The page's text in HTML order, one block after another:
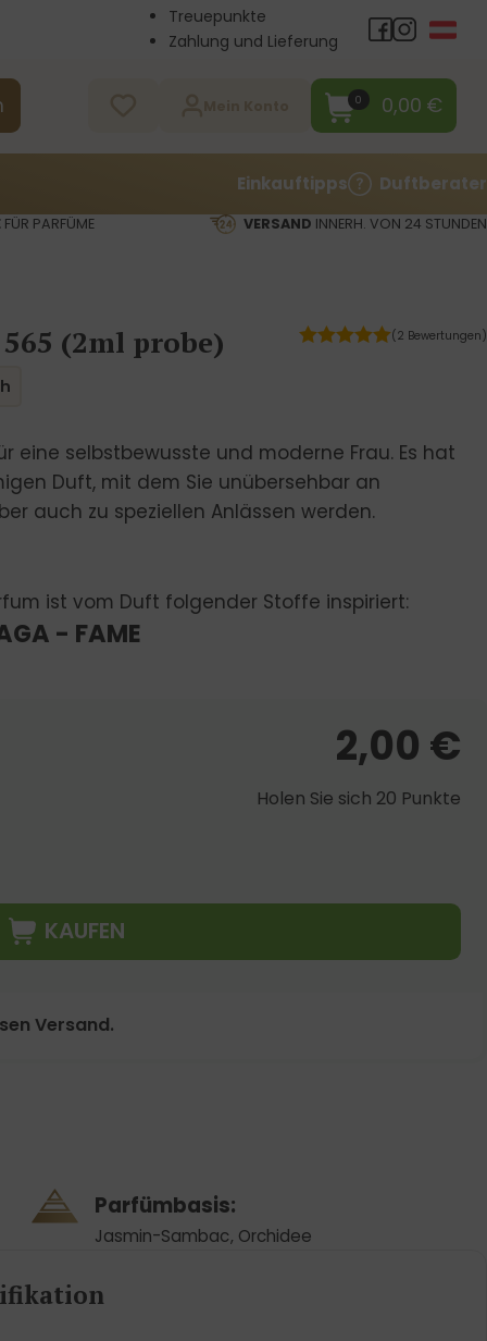
Treuepunkte
Zahlung und Lieferung
0 0,00 €
Einkauftipps Duftberater
FÜR PARFÜME VERSAND INNERH. VON 24 STUNDEN
(2ml probe) (2 Bewertungen)
eine selbstbewusste und moderne Frau. Es hat
Duft, mit dem Sie unübersehbar an
auch zu speziellen Anlässen werden.
ist vom Duft folgender Stoffe inspiriert:
- FAME
2,00 €
Holen Sie sich 20 Punkte
KAUFEN
Versand.
Parfümbasis:
Jasmin-Sambac, Orchidee